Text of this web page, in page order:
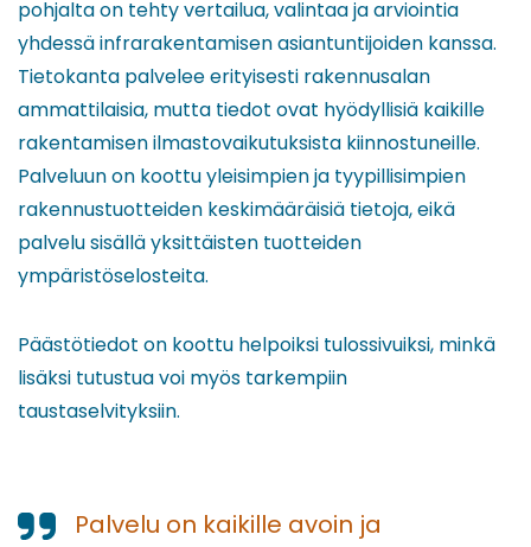
pohjalta on tehty vertailua, valintaa ja arviointia
yhdessä infrarakentamisen asiantuntijoiden kanssa.
Tietokanta palvelee erityisesti rakennusalan
ammattilaisia, mutta tiedot ovat hyödyllisiä kaikille
rakentamisen ilmastovaikutuksista kiinnostuneille.
Palveluun on koottu yleisimpien ja tyypillisimpien
rakennustuotteiden keskimääräisiä tietoja, eikä
palvelu sisällä yksittäisten tuotteiden
ympäristöselosteita.
Päästötiedot on koottu helpoiksi tulossivuiksi, minkä
lisäksi tutustua voi myös tarkempiin
taustaselvityksiin.
Palvelu on kaikille avoin ja